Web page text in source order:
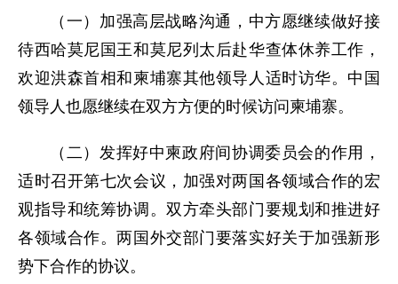
（一）加强高层战略沟通，中方愿继续做好接
待西哈莫尼国王和莫尼列太后赴华查体休养工作，
欢迎洪森首相和柬埔寨其他领导人适时访华。中国
领导人也愿继续在双方方便的时候访问柬埔寨。
（二）发挥好中柬政府间协调委员会的作用，
适时召开第七次会议，加强对两国各领域合作的宏
观指导和统筹协调。双方牵头部门要规划和推进好
各领域合作。两国外交部门要落实好关于加强新形
势下合作的协议。